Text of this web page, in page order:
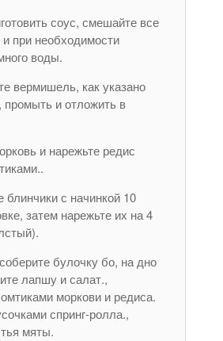
соус, смешайте все
и при необходимости
воды.
вермишель, как указано
промыть и отложить в
и нарежьте редис
блинчики с начинкой 10
затем нарежьте их на 4
булочку бо, на дно
лапшу и салат.,
моркови и редиса.
спринг-ролла.,
мяты.